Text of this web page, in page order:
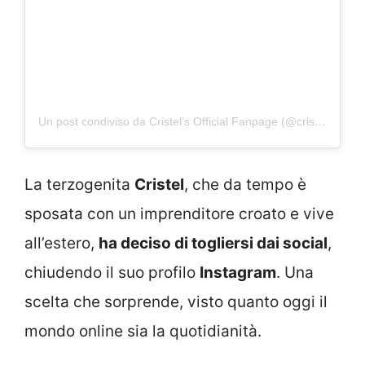
Un post condiviso da Cristel’s Official Fanpage (@cristelcarrisiofficial_fanpage)
La terzogenita Cristel, che da tempo è
sposata con un imprenditore croato e vive
all’estero, ha deciso di togliersi dai social,
chiudendo il suo profilo Instagram. Una
scelta che sorprende, visto quanto oggi il
mondo online sia la quotidianità.